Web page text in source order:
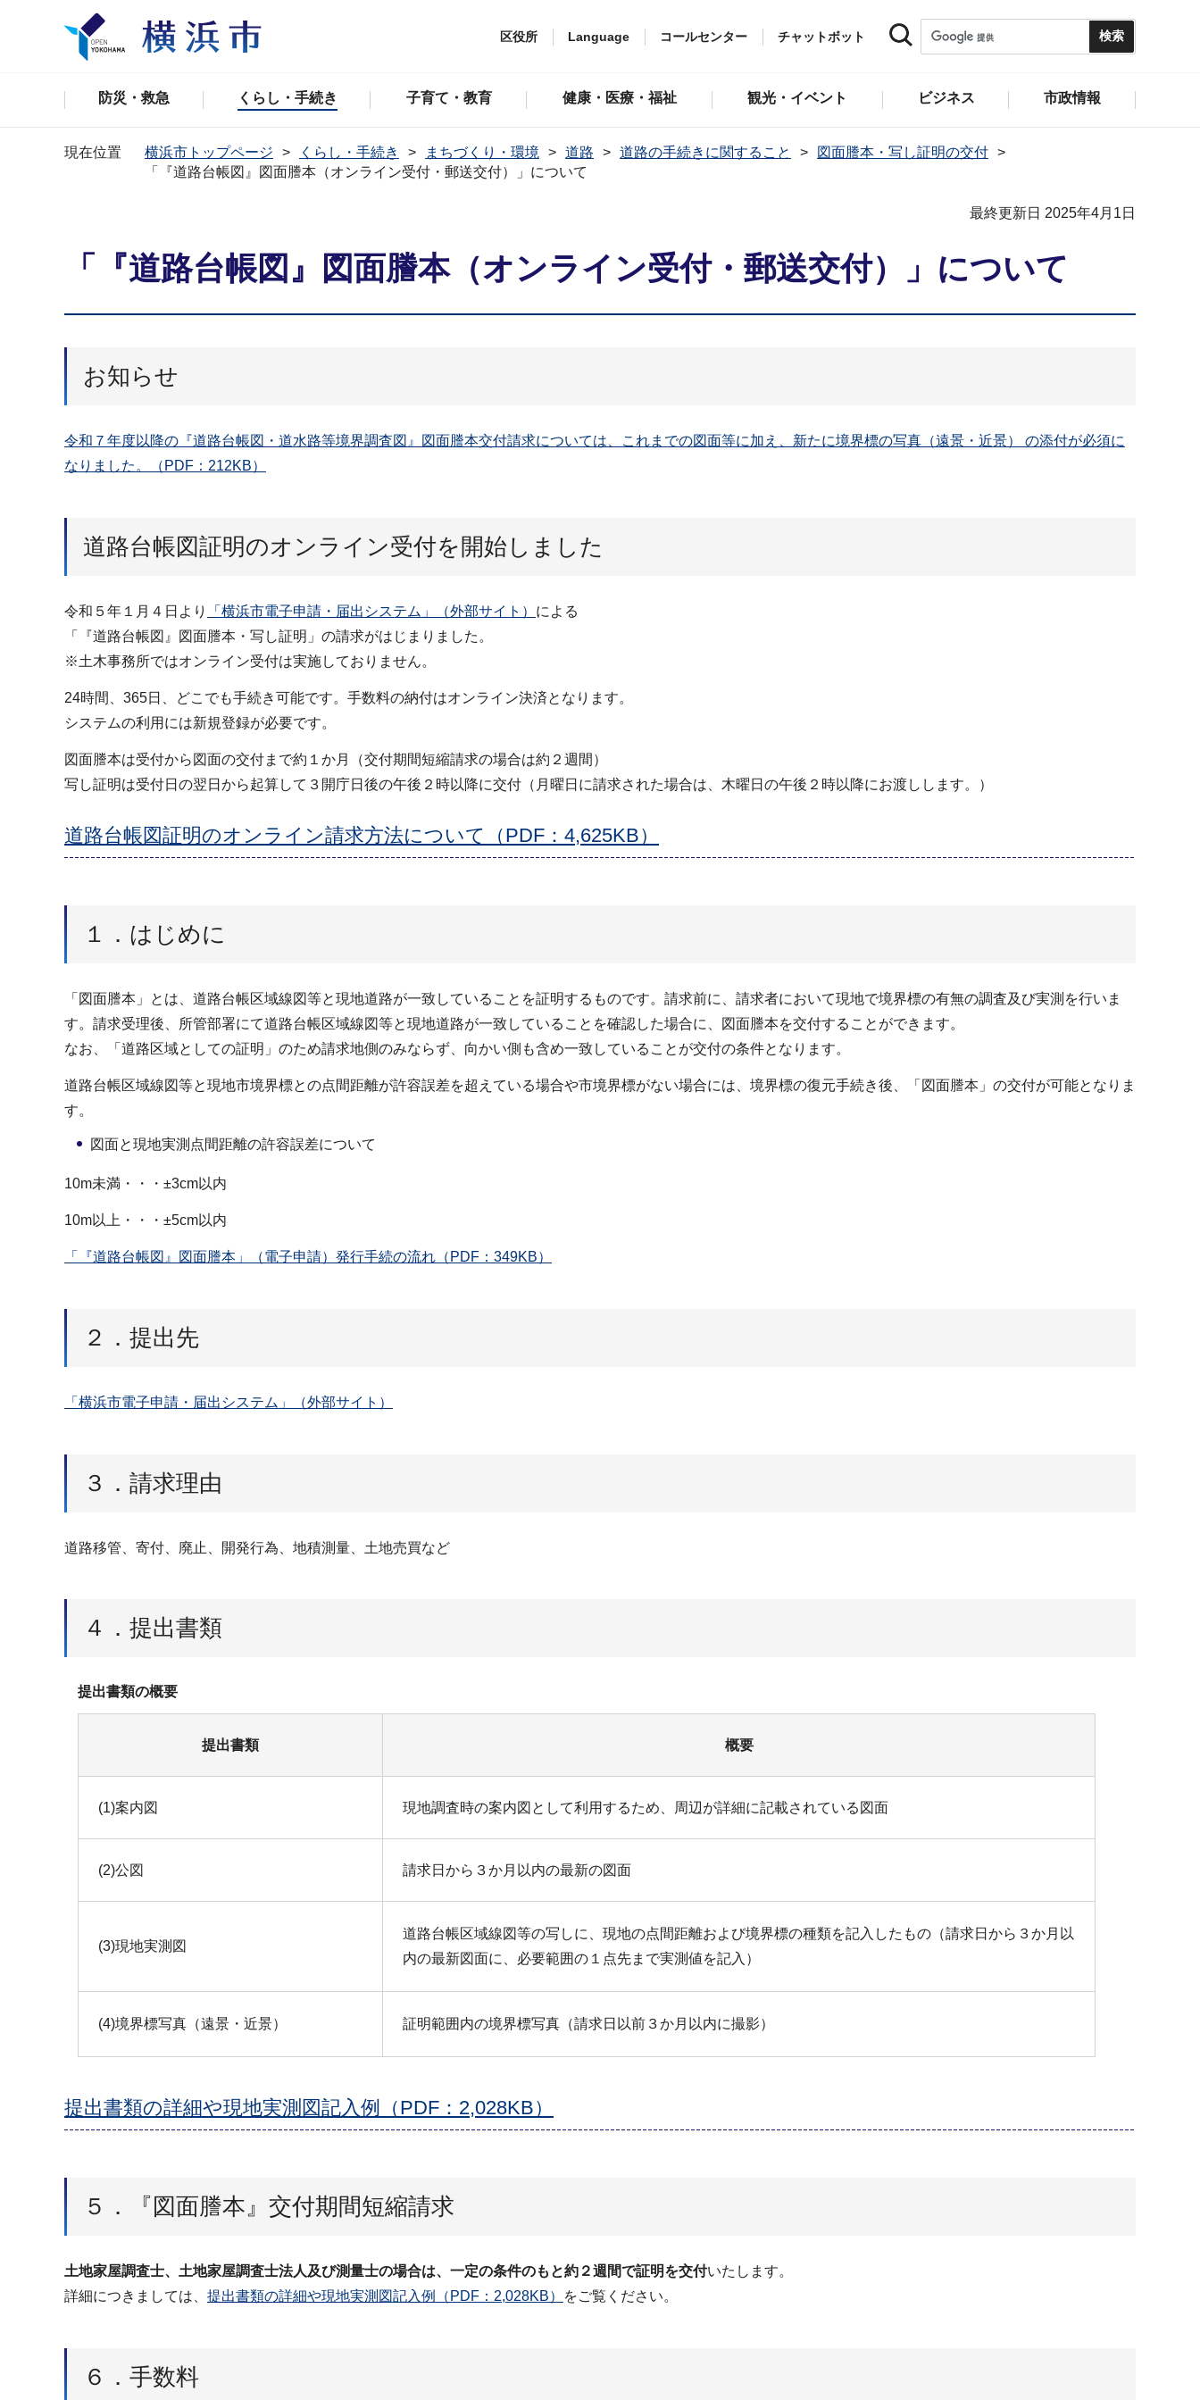
区役所 Language コールセンター チャットボット
防災・救急 くらし・手続き 子育て・教育 健康・医療・福祉 観光・イベント ビジネス 市政情報
現在位置 横浜市トップページ くらし・手続き まちづくり・環境 道路 道路の手続きに関すること
図面謄本・写し証明の交付
「『道路台帳図』図面謄本（オンライン受付・郵送交付）」について
最終更新日 2025年4月1日
「『道路台帳図』図面謄本（オンライン受付・郵送交付）」について
お知らせ
令和７年度以降の『道路台帳図・道水路等境界調査図』図面謄本交付請求については、これまでの図面等に加え、新たに境界標の写真（遠景・近景） の添付が必須に
なりました。（PDF：212KB）
道路台帳図証明のオンライン受付を開始しました
令和５年１月４日より 「横浜市電子申請・届出システム」（外部サイト） による
「『道路台帳図』図面謄本・写し証明」の請求がはじまりました。
※土木事務所ではオンライン受付は実施しておりません。
24時間、365日、どこでも手続き可能です。手数料の納付はオンライン決済となります。
システムの利用には新規登録が必要です。
図面謄本は受付から図面の交付まで約１か月（交付期間短縮請求の場合は約２週間）
写し証明は受付日の翌日から起算して３開庁日後の午後２時以降に交付（月曜日に請求された場合は、木曜日の午後２時以降にお渡しします。）
道路台帳図証明のオンライン請求方法について（PDF：4,625KB）
１．はじめに
「図面謄本」とは、道路台帳区域線図等と現地道路が一致していることを証明するものです。請求前に、請求者において現地で境界標の有無の調査及び実測を行いま
す。請求受理後、所管部署にて道路台帳区域線図等と現地道路が一致していることを確認した場合に、図面謄本を交付することができます。
なお、「道路区域としての証明」のため請求地側のみならず、向かい側も含め一致していることが交付の条件となります。
道路台帳区域線図等と現地市境界標との点間距離が許容誤差を超えている場合や市境界標がない場合には、境界標の復元手続き後、「図面謄本」の交付が可能となりま
す。
図面と現地実測点間距離の許容誤差について
10m未満・・・±3cm以内
10m以上・・・±5cm以内
「『道路台帳図』図面謄本」（電子申請）発行手続の流れ（PDF：349KB）
２．提出先
「横浜市電子申請・届出システム」（外部サイト）
３．請求理由
道路移管、寄付、廃止、開発行為、地積測量、土地売買など
４．提出書類
提出書類の概要
提出書類 概要
(1)案内図 現地調査時の案内図として利用するため、周辺が詳細に記載されている図面
(2)公図 請求日から３か月以内の最新の図面
(3)現地実測図
道路台帳区域線図等の写しに、現地の点間距離および境界標の種類を記入したもの（請求日から３か月以
内の最新図面に、必要範囲の１点先まで実測値を記入）
(4)境界標写真（遠景・近景） 証明範囲内の境界標写真（請求日以前３か月以内に撮影）
提出書類の詳細や現地実測図記入例（PDF：2,028KB）
５．『図面謄本』交付期間短縮請求
土地家屋調査士、土地家屋調査士法人及び測量士の場合は、一定の条件のもと約２週間で証明を交付いたします。
詳細につきましては、 提出書類の詳細や現地実測図記入例（PDF：2,028KB） をご覧ください。
６．手数料